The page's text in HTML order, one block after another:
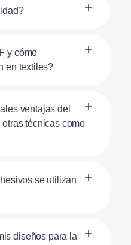
y cómo
en textiles?
ventajas del
técnicas como
se utilizan
diseños para la